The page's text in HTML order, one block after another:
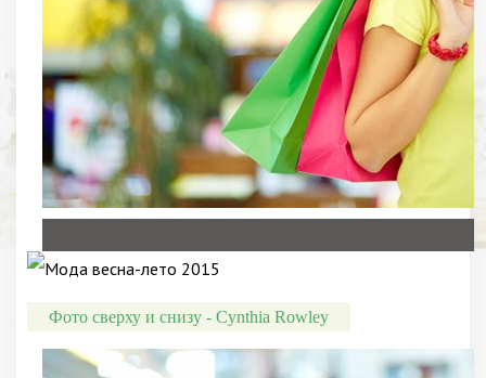
Фото сверху и снизу - Cynthia Rowley